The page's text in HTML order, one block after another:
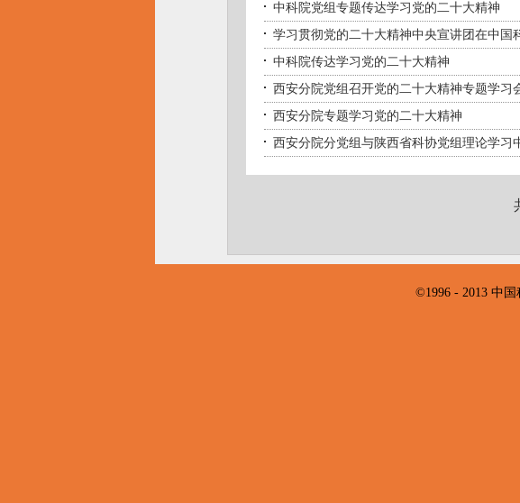
中科院党组专题传达学习党的二十大精神
学习贯彻党的二十大精神中央宣讲团在中国
中科院传达学习党的二十大精神
西安分院党组召开党的二十大精神专题学习
西安分院专题学习党的二十大精神
西安分院分党组与陕西省科协党组理论学
©1996 - 2013 中